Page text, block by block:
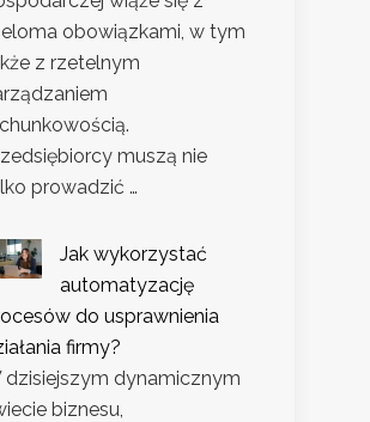
obowiązkami, w tym
z rzetelnym
muszą nie
prowadzić …
Jak wykorzystać
automatyzację
do usprawnienia
firmy?
dzisiejszym dynamicznym
biznesu,